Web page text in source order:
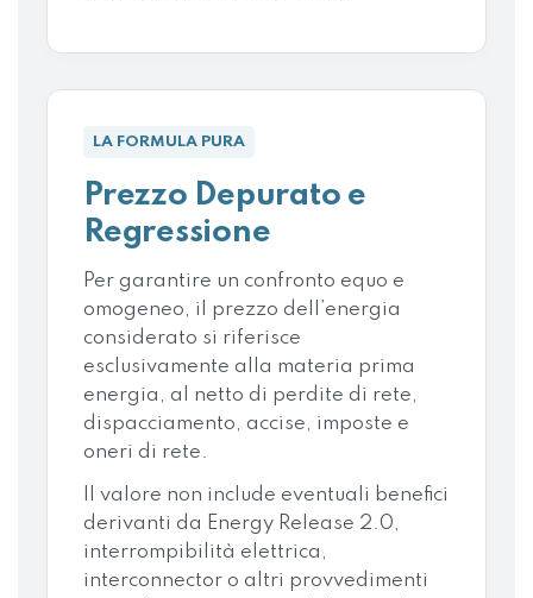
LA FORMULA PURA
Prezzo Depurato e
Regressione
Per garantire un confronto equo e
omogeneo, il prezzo dell’energia
considerato si riferisce
esclusivamente alla materia prima
energia, al netto di perdite di rete,
dispacciamento, accise, imposte e
oneri di rete.
Il valore non include eventuali benefici
derivanti da Energy Release 2.0,
interrompibilità elettrica,
interconnector o altri provvedimenti